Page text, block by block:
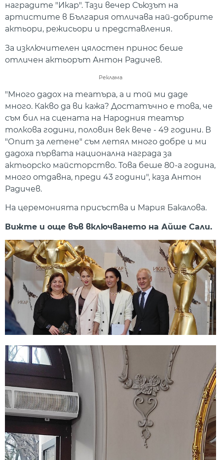
наградите "Икар". Тази вечер Съюзът на
артистите в България отличава най-добрите
актьори, режисьори и представления.
За изключителен цялостен принос беше
отличен актьорът Антон Радичев.
Реклама
"Много дадох на театъра, а и той ми даде
много. Какво да ви кажа? Достатъчно е това, че
съм бил на сцената на Народния театър
толкова години, половин век вече - 49 години. В
"Опит за летене" съм летял много добре и ми
дадоха първата национална награда за
актьорско майсторство. Това беше 80-а година,
много отдавна, преди 43 години", каза Антон
Радичев.
На церемонията присъства и Мария Бакалова.
Вижте и още във включването на Айше Сали.